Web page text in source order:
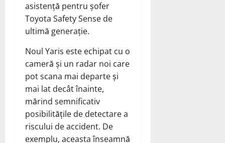
asistență pentru șofer
Toyota Safety Sense de
ultimă generație.
Noul Yaris este echipat cu o
cameră și un radar noi care
pot scana mai departe și
mai lat decât înainte,
mărind semnificativ
posibilitățile de detectare a
riscului de accident. De
exemplu, aceasta înseamnă